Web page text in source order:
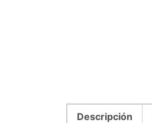
Descripción